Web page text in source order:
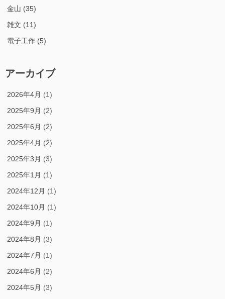
金山 (35)
雑文 (11)
電子工作 (5)
アーカイブ
2026年4月 (1)
2025年9月 (2)
2025年6月 (2)
2025年4月 (2)
2025年3月 (3)
2025年1月 (1)
2024年12月 (1)
2024年10月 (1)
2024年9月 (1)
2024年8月 (3)
2024年7月 (1)
2024年6月 (2)
2024年5月 (3)